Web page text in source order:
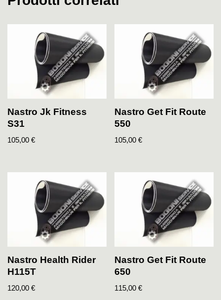
Nastro Jk Fitness
S31
105,00 €
Nastro Get Fit Route
550
105,00€
Nastro Health Rider
H115T
120,00 €
Nastro Get Fit Route
650
115,00€